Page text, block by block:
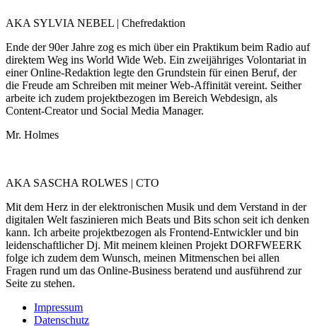
AKA SYLVIA NEBEL | Chefredaktion
Ende der 90er Jahre zog es mich über ein Praktikum beim Radio auf
direktem Weg ins World Wide Web. Ein zweijähriges Volontariat in
einer Online-Redaktion legte den Grundstein für einen Beruf, der
die Freude am Schreiben mit meiner Web-Affinität vereint. Seither
arbeite ich zudem projektbezogen im Bereich Webdesign, als
Content-Creator und Social Media Manager.
Mr. Holmes
AKA SASCHA ROLWES | CTO
Mit dem Herz in der elektronischen Musik und dem Verstand in der
digitalen Welt faszinieren mich Beats und Bits schon seit ich denken
kann. Ich arbeite projektbezogen als Frontend-Entwickler und bin
leidenschaftlicher Dj. Mit meinem kleinen Projekt DORFWEERK
folge ich zudem dem Wunsch, meinen Mitmenschen bei allen
Fragen rund um das Online-Business beratend und ausführend zur
Seite zu stehen.
Impressum
Datenschutz